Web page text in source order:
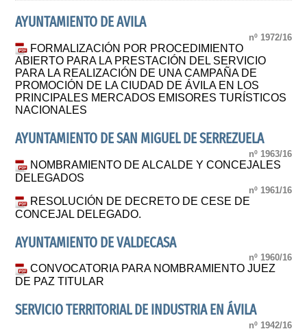
AYUNTAMIENTO DE AVILA
nº 1972/16
FORMALIZACIÓN POR PROCEDIMIENTO
ABIERTO PARA LA PRESTACIÓN DEL SERVICIO
PARA LA REALIZACIÓN DE UNA CAMPAÑA DE
PROMOCIÓN DE LA CIUDAD DE ÁVILA EN LOS
PRINCIPALES MERCADOS EMISORES TURÍSTICOS
NACIONALES
AYUNTAMIENTO DE SAN MIGUEL DE SERREZUELA
nº 1963/16
NOMBRAMIENTO DE ALCALDE Y CONCEJALES
DELEGADOS
nº 1961/16
RESOLUCIÓN DE DECRETO DE CESE DE
CONCEJAL DELEGADO.
AYUNTAMIENTO DE VALDECASA
nº 1960/16
CONVOCATORIA PARA NOMBRAMIENTO JUEZ
DE PAZ TITULAR
SERVICIO TERRITORIAL DE INDUSTRIA EN ÁVILA
nº 1942/16